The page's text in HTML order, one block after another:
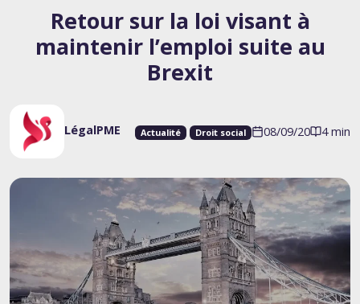
Retour sur la loi visant à
maintenir l’emploi suite au
Brexit
LégalPME Actualité Droit social 08/09/20 4 min